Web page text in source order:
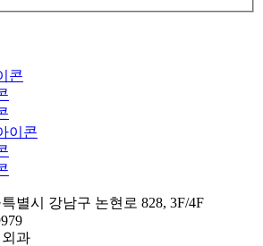
별시 강남구 논현로 828, 3F/4F
과